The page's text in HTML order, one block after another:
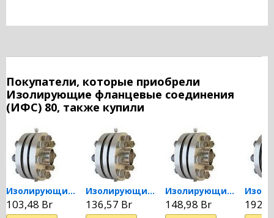
Покупатели, которые приобрели
Изолирующие фланцевые соединения
(ИФС) 80, также купили
Изолирующие фланцевые...
103,48 Br
Изолирующие фланцевые...
136,57 Br
Изолирующие фланцевые...
148,98 Br